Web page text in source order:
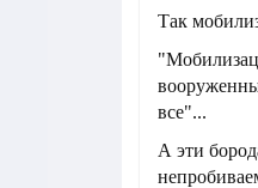
Так
все"...
А эти